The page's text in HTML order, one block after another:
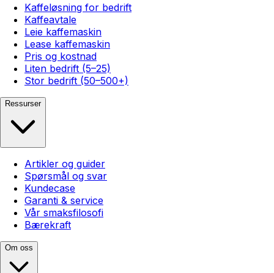
Kaffeløsning for bedrift
Kaffeavtale
Leie kaffemaskin
Lease kaffemaskin
Pris og kostnad
Liten bedrift (5–25)
Stor bedrift (50–500+)
Ressurser
Artikler og guider
Spørsmål og svar
Kundecase
Garanti & service
Vår smaksfilosofi
Bærekraft
Om oss